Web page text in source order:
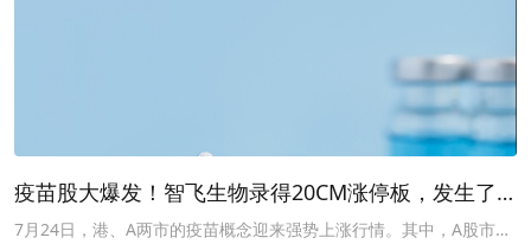
疫苗股大爆发！智飞生物录得20CM涨停板，发生了
什么？
7月24日，港、A两市的疫苗概念迎来强势上涨行情。其中，A股市场